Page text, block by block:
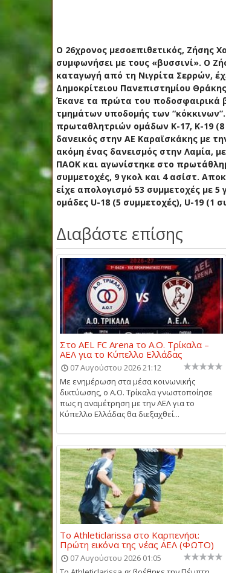
Ο 26χρονος μεσοεπιθετικός, Ζήσης
συμφωνήσει με τους «βυσσινί». O
καταγωγή από τη Νιγρίτα Σερρών,
Δημοκρίτειου Πανεπιστημίου
Έκανε τα πρώτα του ποδοσφαιρικά
τμημάτων υποδομής των
πρωταθλητριών ομάδων Κ-17, Κ-19 (8
δανεικός στην ΑΕ Καραϊσκάκης με
ακόμη ένας δανεισμός στην Λαμία,
ΠΑΟΚ και αγωνίστηκε στο
συμμετοχές, 9 γκολ και 4 ασίστ.
είχε απολογισμό 53 συμμετοχές με 5
ομάδες U-18 (5 συμμετοχές), U-19 (1
Διαβάστε επίσης
Στο AEL FC Arena το Α.Ο. Τρίκαλα –
ΑΕΛ για το Κύπελλο Ελλάδας
07 Αυγούστου 2026 21:12
Με ενημέρωση στα μέσα κοινωνικής
δικτύωσης, ο Α.Ο. Τρίκαλα γνωστοποίησε
πως η αναμέτρηση με την ΑΕΛ για το
Κύπελλο Ελλάδας θα διεξαχθεί...
Το Athleticlarissa στο Καρπενήσι:
Πρώτη εικόνα της νέας ΑΕΛ (ΦΩΤΟ)
07 Αυγούστου 2026 01:05